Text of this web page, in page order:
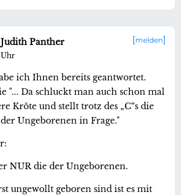
melden
Panther
Uhr
ich Ihnen bereits geantwortet.
"... Da schluckt man auch schon mal
Kröte und stellt trotz des „C“s die
Ungeborenen in Frage."
NUR die der Ungeborenen.
ungewollt geboren sind ist es mit